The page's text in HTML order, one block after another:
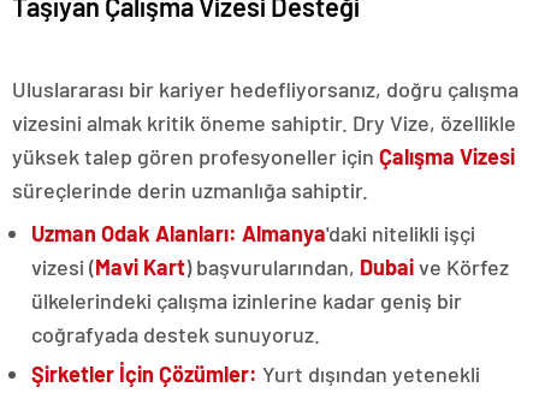
Uluslararası bir kariyer hedefliyorsanız, doğru çalışma
vizesini almak kritik öneme sahiptir. Dry Vize, özellikle
yüksek talep gören profesyoneller için Çalışma Vizesi
süreçlerinde derin uzmanlığa sahiptir.
Uzman Odak Alanları: Almanya'daki nitelikli işçi
vizesi (Mavi Kart) başvurularından, Dubaive Körfez
ülkelerindeki çalışma izinlerine kadar geniş bir
coğrafyada destek sunuyoruz.
Şirketler İçin Çözümler: Yurt dışından yetenekli